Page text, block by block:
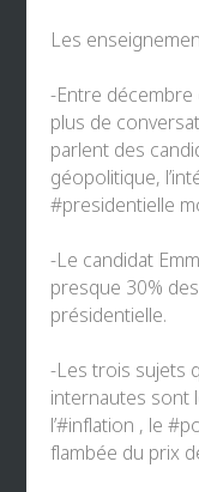
Les
-Entre décembre
plus de
parlent des
géopolitique,
#presidentielle
-Le candidat
presque 30%
présidentielle.
-Les trois sujets
internautes sont
l’#inflation , le
flambée du prix